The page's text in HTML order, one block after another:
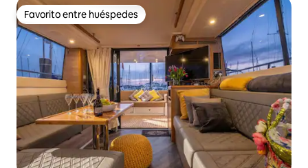
Favorito entre huéspedes
Favorito entre huéspedes